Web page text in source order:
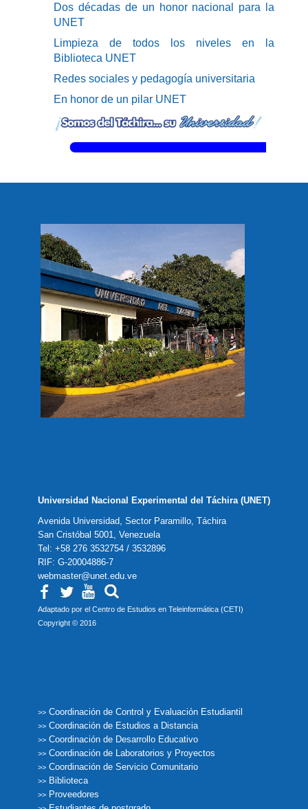
Dos décadas de un honor nacional para la
UNET
Limpieza de todos los niveles en la
Biblioteca UNET
Redes sociales y pedagogía universitaria
En honor de un pilar UNET
Universidad Nacional Experimental del Táchira (UNET)
Avenida Universidad, Sector Paramillo, Táchira
San Cristóbal 5001, Venezuela
Tel: +58 276 3532754 / 3532896
RIF: G-20004886-7
webmaster@unet.edu.ve
Adaptado por el Centro de Estudios en Teleinformática (CETI)
Copyright © 2016
>> Coordinación de Control y Evaluación Estudiantil
>> Coordinación de Estudios a Distancia
>> Coordinación de Desarrollo Educativo
>> Coordinación de Laboratorios y Proyectos
>> Coordinación de Servicio Comunitario
>> Biblioteca
>> Proveedores